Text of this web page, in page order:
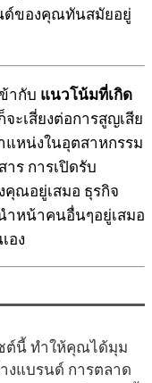
ด์ของคุณทันสมัยอยู่
ากับ แนวโน้มที่เกิด
จะเสี่ยงต่อการสูญเสีย
แหน่งในอุตสาหกรรม
ร การเปิดรับ
คุณอยู่เสมอ ธุรกิจ
ำหน้าคนอื่นๆอยู่เสมอ
อง
ต์นี้ ทำให้คุณได้มุม
งแบรนด์ การตลาด